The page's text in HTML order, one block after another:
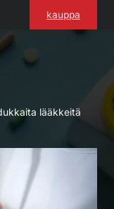
kauppa
lääkkeitä